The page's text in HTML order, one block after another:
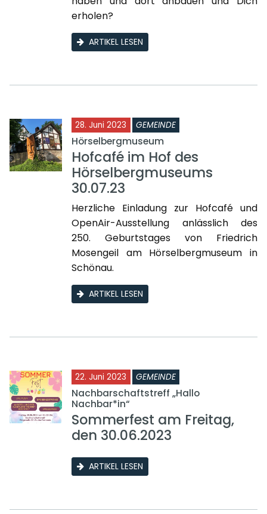
erholen?
ARTIKEL LESEN
28. Juni 2023 GEMEINDE
Hörselbergmuseum
Hofcafé im Hof des
Hörselbergmuseums
30.07.23
Herzliche Einladung zur Hofcafé und
OpenAir-Ausstellung anlässlich des
250. Geburtstages von Friedrich
Mosengeil am Hörselbergmuseum in
Schönau.
ARTIKEL LESEN
22. Juni 2023 GEMEINDE
Nachbarschaftstreff „Hallo
Nachbar*in“
Sommerfest am Freitag,
den 30.06.2023
ARTIKEL LESEN